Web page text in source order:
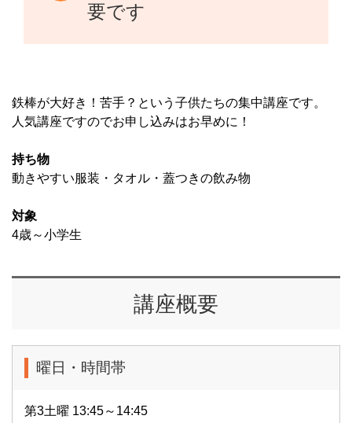
要です
鉄棒が大好き！苦手？という子供たちの集中講座です。
人気講座ですのでお申し込みはお早めに！
持ち物
動きやすい服装・タオル・蓋つきの飲み物
対象
4歳～小学生
講座概要
曜日・時間帯
第3土曜 13:45～14:45